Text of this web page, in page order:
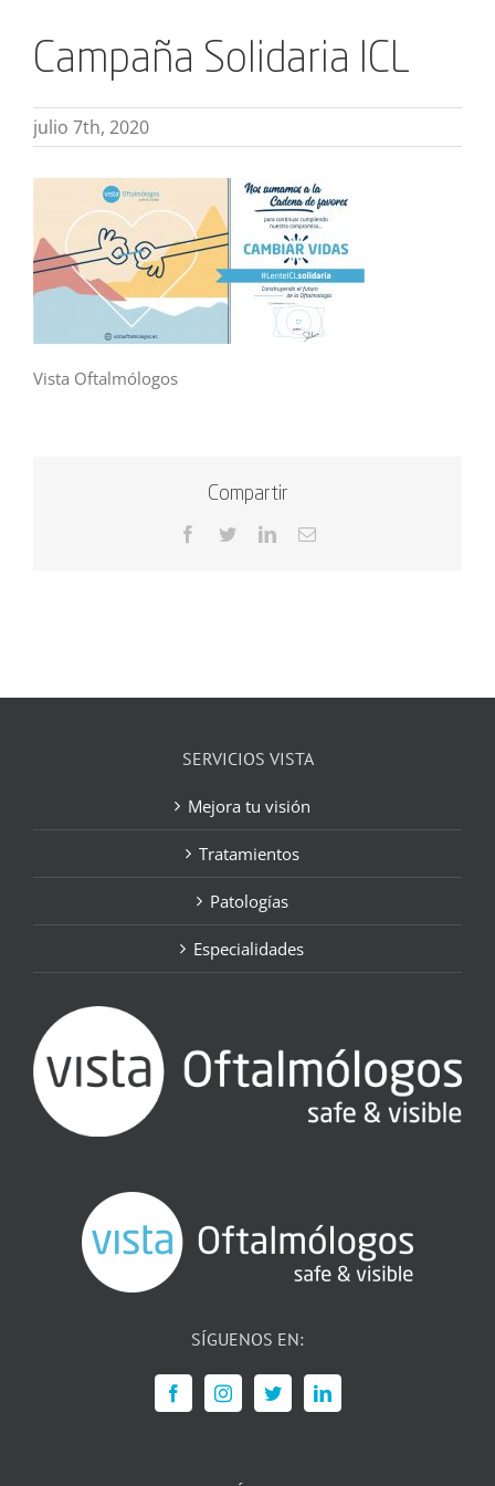
Campaña Solidaria ICL
julio 7th, 2020
Vista Oftalmólogos
Compartir
Facebook
TwitterLinkedInCorreo
SERVICIOS VISTA
Mejora tu visión
Tratamientos
Patologías
Especialidades
SÍGUENOS EN: